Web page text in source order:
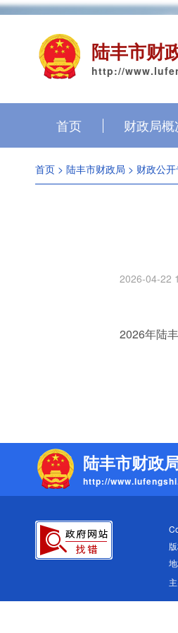
陆丰市财
http://
首页 财政局概
首页 > 陆丰市财政局 > 财政公
2026-04-22
2026年陆
陆丰市财政
http://